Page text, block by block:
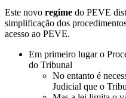
Este novo regime do PEVE
simplificação dos
acesso ao PEVE.
Em primeiro lugar o
do Tribunal
No entanto é
Judicial que o